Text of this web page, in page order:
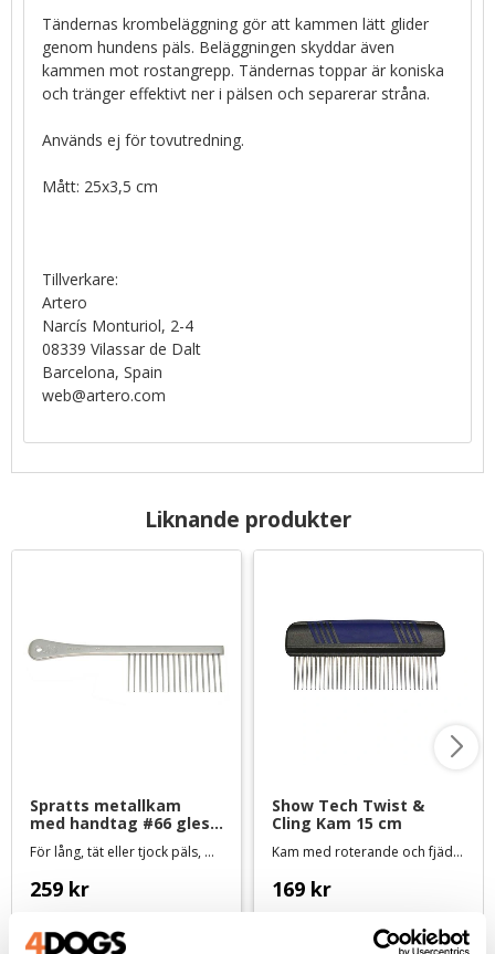
Tändernas krombeläggning gör att kammen lätt glider
genom hundens päls. Beläggningen skyddar även
kammen mot rostangrepp. Tändernas toppar är koniska
och tränger effektivt ner i pälsen och separerar stråna.
Används ej för tovutredning.
Mått: 25x3,5 cm
Tillverkare:
Artero
Narcís Monturiol, 2-4
08339 Vilassar de Dalt
Barcelona, Spain
web@artero.com
Liknande produkter
Spratts metallkam
med handtag #66 gles
- 16 cm
För lång, tät eller tjock päls, med 33 mm långa tänder
259 kr
Show Tech Twist &
Cling Kam 15 cm
Kam med roterande och fjädrande tänder
169 kr